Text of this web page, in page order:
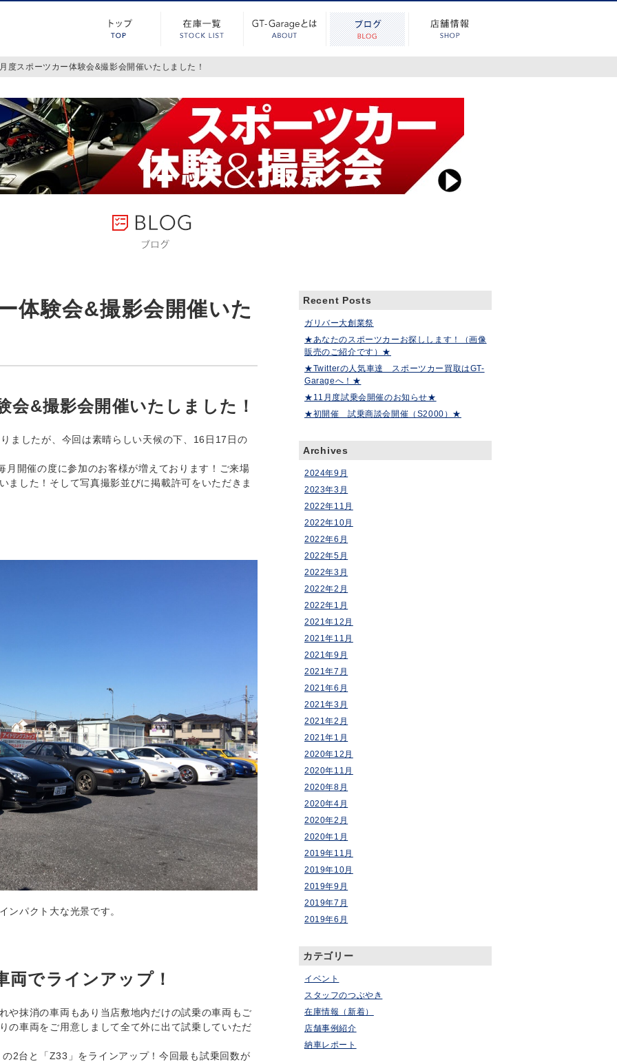
度スポーツカー体験会&撮影会開催いたしました！
体験会&撮影会開催いた
会&撮影会開催いたしました！
ましたが、今回は素晴らしい天候の下、16日17日の
開催の度に参加のお客様が増えております！ご来場
ました！そして写真撮影並びに掲載許可をいただきま
ンパクト大な光景です。
両でラインアップ！
や抹消の車両もあり当店敷地内だけの試乗の車両もご
の車両をご用意しまして全て外に出て試乗していただ
2台と「Z33」をラインアップ！今回最も試乗回数が
Recent Posts
ガリバー大創業祭
★あなたのスポーツカーお探しします！（画像
販売のご紹介です）★
★Twitterの人気車達 スポーツカー買取はGT-
Garageへ！★
★11月度試乗会開催のお知らせ★
★初開催 試乗商談会開催（S2000）★
Archives
2024年9月
2023年3月
2022年11月
2022年10月
2022年6月
2022年5月
2022年3月
2022年2月
2022年1月
2021年12月
2021年11月
2021年9月
2021年7月
2021年6月
2021年3月
2021年2月
2021年1月
2020年12月
2020年11月
2020年8月
2020年4月
2020年2月
2020年1月
2019年11月
2019年10月
2019年9月
2019年7月
2019年6月
カテゴリー
イベント
スタッフのつぶやき
在庫情報（新着）
店舗事例紹介
納車レポート